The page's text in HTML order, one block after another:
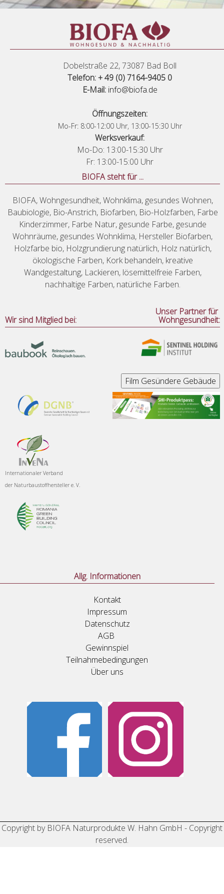
Dobelstraße 22, 73087 Bad Boll
Telefon: + 49 (0) 7164-9405 0
E-Mail: info@biofa.de
Öffnungszeiten:
Mo-Fr: 8:00-12:00 Uhr, 13:00-15:30 Uhr
Werksverkauf:
Mo-Do: 13:00-15:30 Uhr
Fr: 13:00-15:00 Uhr
BIOFA steht für ...
BIOFA, Wohngesundheit, Wohnklima, gesundes Wohnen,
Baubiologie, Bio-Anstrich, Biofarben, Bio-Holzfarben, Farbe
Kinderzimmer, Farbe Natur, gesunde Farbe, gesunde
Wohnräume, gesundes Wohnklima, Hersteller Biofarben,
Holzfarbe bio, Holzgrundierung natürlich, Holz natürlich,
ökologische Farben, Kork behandeln, kreative
Wandgestaltung, Lackieren, lösemittelfreie Farben,
nachhaltige Farben, natürliche Farben.
Wir sind Mitglied bei:
Unser Partner für
Wohngesundheit:
Internationaler Verband
der Naturbaustoffhersteller e. V.
Allg. Informationen
Kontakt
Impressum
Datenschutz
AGB
Gewinnspiel
Teilnahmebedingungen
Über uns
Copyright by BIOFA Naturprodukte W. Hahn GmbH - Copyright
reserved.